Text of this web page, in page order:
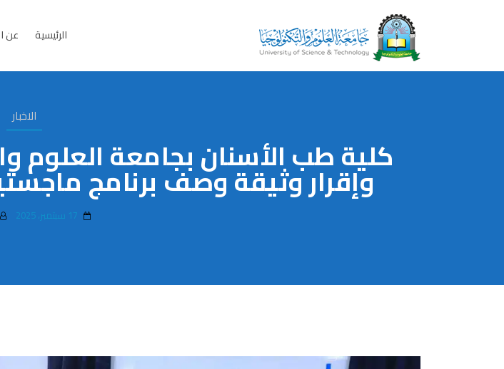
الرئيسية عن
الاخبار
كلية طب الأسنان بجامعة العلوم
وإقرار وثيقة وصف برنامج